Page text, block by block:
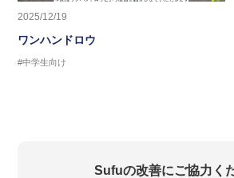
2025/12/19
ワンハンドロウ
#中学生向け
Sufuの改善にご協力く